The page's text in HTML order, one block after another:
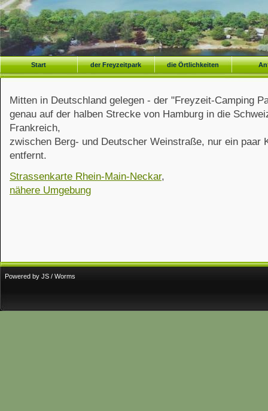
Mitten in Deutschland gelegen - der "Freyzeit-Camping
genau auf der halben Strecke von Hamburg in die
Frankreich,
zwischen Berg- und Deutscher Weinstraße, nur ein paar
entfernt.
Strassenkarte Rhein-Main-Neckar,
nähere Umgebung
Start
der Freyzeitpark
der Freyzeitpark
Angebot
Impressionen
Ansicht von oben
die Örtlichkeiten
Lageplan
Sehenswürdigkeiten
Geheimtip für Naturfreunde
einheimische Vögel
im
Powered by JS / Worms